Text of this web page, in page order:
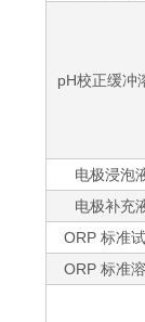
pH校正缓冲
电极浸泡
电极补充
ORP 标准
ORP 标准